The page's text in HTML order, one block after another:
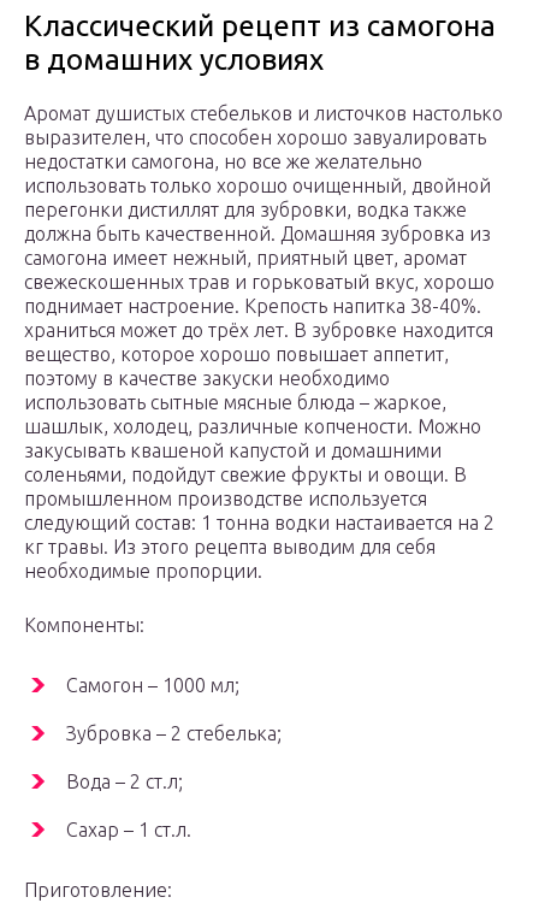
Классический рецепт из самогона
в домашних условиях
Аромат душистых стебельков и листочков настолько
выразителен, что способен хорошо завуалировать
недостатки самогона, но все же желательно
использовать только хорошо очищенный, двойной
перегонки дистиллят для зубровки, водка также
должна быть качественной. Домашняя зубровка из
самогона имеет нежный, приятный цвет, аромат
свежескошенных трав и горьковатый вкус, хорошо
поднимает настроение. Крепость напитка 38-40%.
храниться может до трёх лет. В зубровке находится
вещество, которое хорошо повышает аппетит,
поэтому в качестве закуски необходимо
использовать сытные мясные блюда – жаркое,
шашлык, холодец, различные копчености. Можно
закусывать квашеной капустой и домашними
соленьями, подойдут свежие фрукты и овощи. В
промышленном производстве используется
следующий состав: 1 тонна водки настаивается на 2
кг травы. Из этого рецепта выводим для себя
необходимые пропорции.
Компоненты:
Самогон – 1000 мл;
Зубровка – 2 стебелька;
Вода – 2 ст.л;
Сахар – 1 ст.л.
Приготовление: